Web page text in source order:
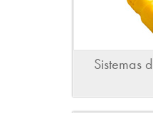
Sistemas